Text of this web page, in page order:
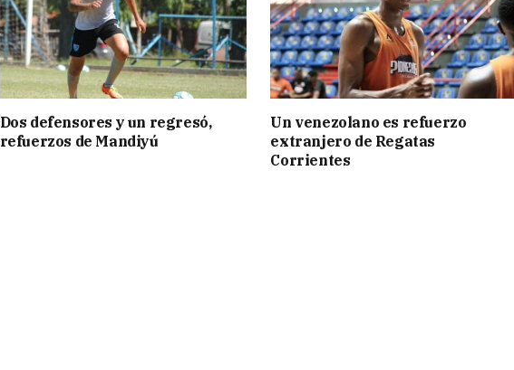
Dos defensores y un regresó,
refuerzos de Mandiyú
Un venezolano es refuerzo
extranjero de Regatas
Corrientes